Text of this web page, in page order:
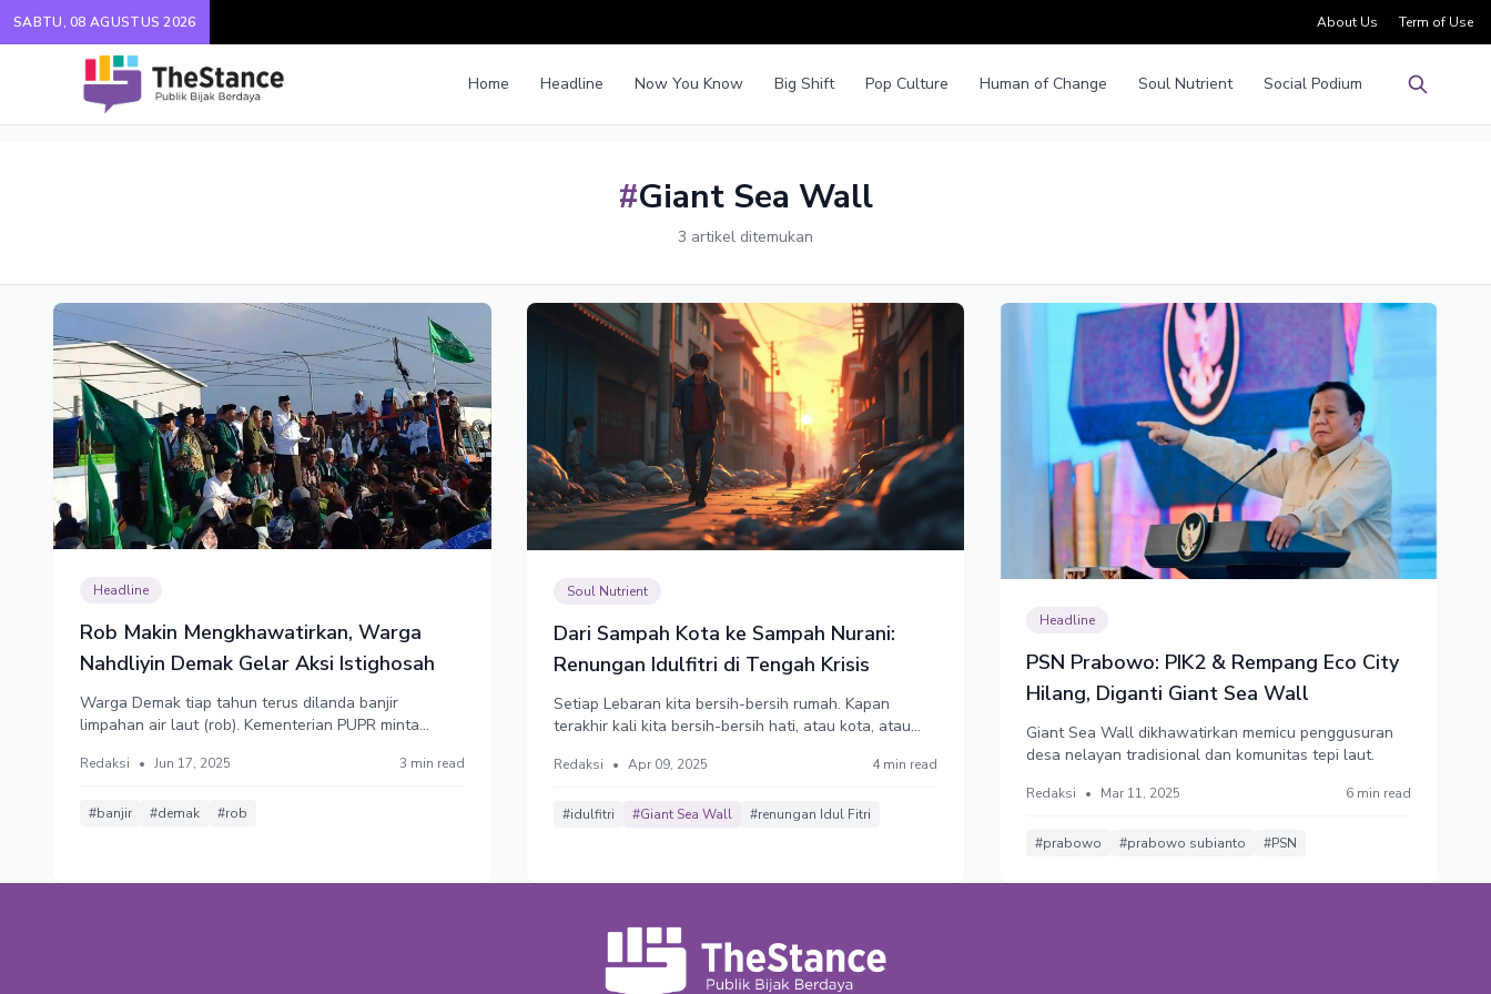
SABTU, 08 AGUSTUS 2026 About Us Term of Use
Home Headline Now You Know Big Shift Pop Culture Human of Change Soul Nutrient
Social Podium
#Giant Sea Wall
3 artikel ditemukan
Headline
Rob Makin Mengkhawatirkan, Warga
Nahdliyin Demak Gelar Aksi Istighosah
Warga Demak tiap tahun terus dilanda banjir
limpahan air laut (rob). Kementerian PUPR minta
selesai.
Redaksi • Jun 17, 2025 3 min read
#banjir #demak #rob
Soul Nutrient
Dari Sampah Kota ke Sampah Nurani:
Renungan Idulfitri di Tengah Krisis
Setiap Lebaran kita bersih-bersih rumah. Kapan
terakhir kali kita bersih-bersih hati, atau kota, atau
Redaksi • Apr 09, 2025 4 min read
#idulfitri #Giant Sea Wall #renungan Idul Fitri
Headline
PSN Prabowo: PIK2 & Rempang Eco City
Hilang, Diganti Giant Sea Wall
Giant Sea Wall dikhawatirkan memicu penggusuran
desa nelayan tradisional dan komunitas tepi laut.
Redaksi • Mar 11, 2025 6 min read
#prabowo #prabowo subianto #PSN